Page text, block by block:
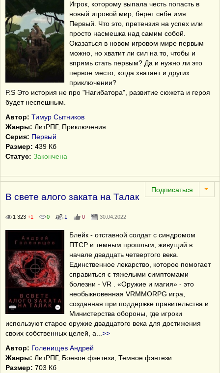
Игрок, которому выпала честь попасть в
новый игровой мир, берет себе имя
Первый. Что это, претензия на успех или
просто насмешка над самим собой.
Оказаться в новом игровом мире первым
можно, но хватит ли сил на то, чтобы и
впрямь стать первым? Да и нужно ли это
первое место, когда хватает и других
приключении?
P.S Это история не про "Нагибатора", развитие сюжета и героя
будет неспешным.
Автор: Тимур Сытников
Жанры: ЛитРПГ, Приключения
Серия: Первый
Размер: 439 Кб
Статус: Закончена
В свете алого заката на Талак
1 323 +1 0 1 0 30.04.2022
Блейк - отставной солдат с синдромом
ПТСР и темным прошлым, живущий в
начале двадцать четвертого века.
Единственное лекарство, которое помогает
справиться с тяжелыми симптомами
болезни - VR . «Оружие и магия» - это
необыкновенная VRMMORPG игра,
созданная при поддержке правительства и
Министерства обороны, где игроки
используют старое оружие двадцатого века для достижения
своих собственных целей, а
>>
Автор: Голенищев Андрей
Жанры: ЛитРПГ, Боевое фэнтези, Темное фэнтези
Размер: 703 Кб